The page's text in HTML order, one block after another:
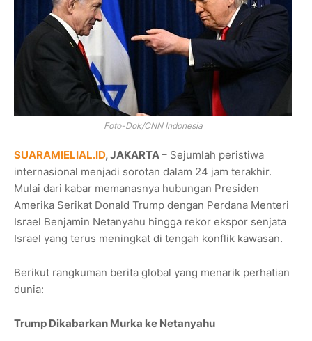
Foto-Dok/CNN Indonesia
SUARAMIELIAL.ID, JAKARTA– Sejumlah peristiwa
internasional menjadi sorotan dalam 24 jam terakhir.
Mulai dari kabar memanasnya hubungan Presiden
Amerika Serikat Donald Trump dengan Perdana Menteri
Israel Benjamin Netanyahu hingga rekor ekspor senjata
Israel yang terus meningkat di tengah konflik kawasan.
Berikut rangkuman berita global yang menarik perhatian
dunia:
Trump Dikabarkan Murka ke Netanyahu